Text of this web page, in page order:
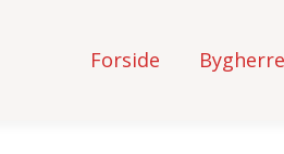
Forside